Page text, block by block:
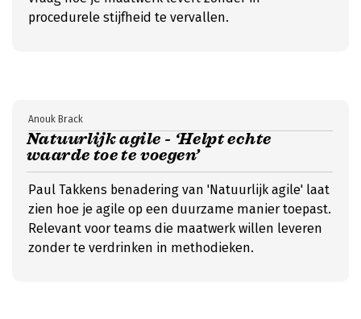
procedurele stijfheid te vervallen.
Natuurlijk agile - ‘Helpt echte
waarde toe te voegen’
Anouk Brack
Paul Takkens benadering van 'Natuurlijk agile' laat
zien hoe je agile op een duurzame manier toepast.
Relevant voor teams die maatwerk willen leveren
zonder te verdrinken in methodieken.